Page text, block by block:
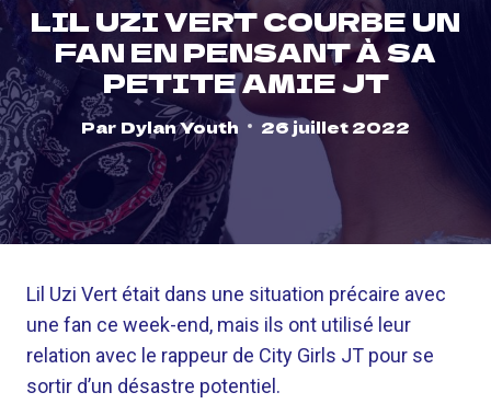
LIL UZI VERT COURBE UN
FAN EN PENSANT À SA
PETITE AMIE JT
Par Dylan Youth 26 juillet 2022
Lil Uzi Vert était dans une situation précaire avec
une fan ce week-end, mais ils ont utilisé leur
relation avec le rappeur de City Girls JT pour se
sortir d’un désastre potentiel.